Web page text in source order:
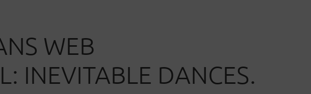
WEB
INEVITABLE DANCES.